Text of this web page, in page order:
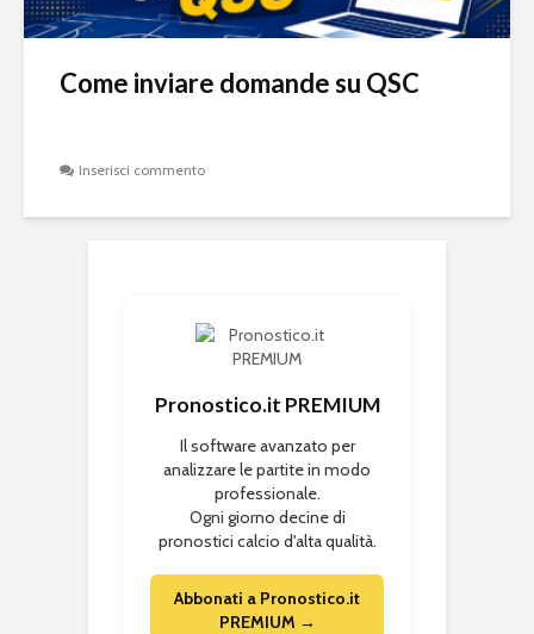
Come inviare domande su QSC
Inserisci commento
Pronostico.it PREMIUM
Il software avanzato per
analizzare le partite in modo
professionale.
Ogni giorno decine di
pronostici calcio d'alta qualità.
Abbonati a Pronostico.it
PREMIUM →